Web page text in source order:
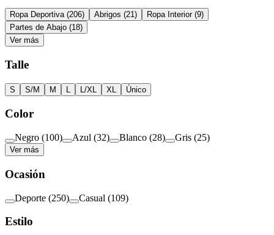
Ropa Deportiva (206) Abrigos (21) Ropa Interior (9)
Partes de Abajo (18)
Ver más
Talle
S S/M M L/XL XL Único
Color
Negro (100) Azul (32) Blanco (28) Gris (25)
Ver más
Ocasión
Deporte (250) Casual (109)
Estilo